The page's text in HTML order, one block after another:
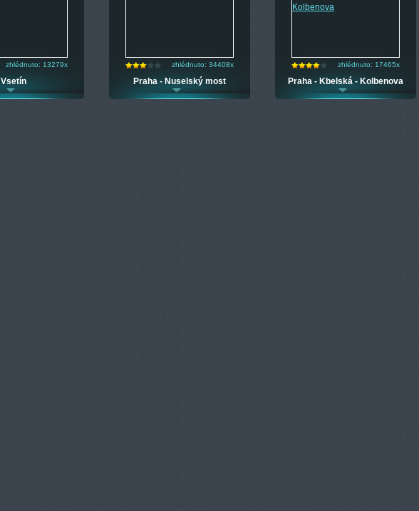
zhlédnuto: 13279x
Vsetín
zhlédnuto: 34408x
Praha - Nuselský most
zhlédnuto: 17465x
Praha - Kbelská - Kolbenova